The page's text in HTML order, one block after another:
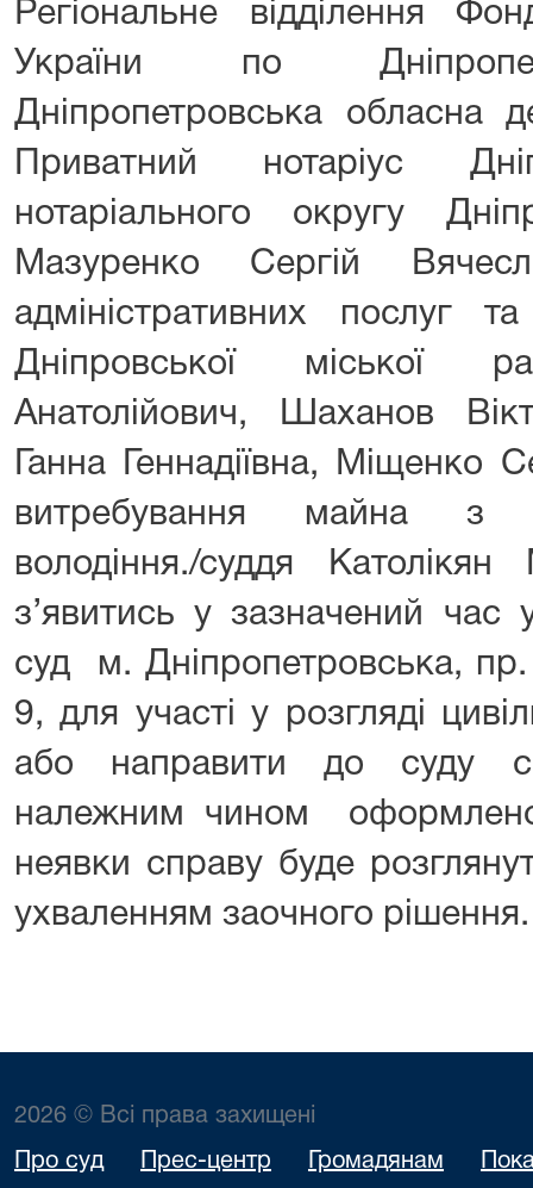
Регіональне відділення
України по
Дніпропетровська обласна
Приватний нотаріус
нотаріального округу
Мазуренко Сергій
адміністративних послуг
Дніпровської міської
Анатолійович, Шаханов
Ганна Геннадіївна, Міщенко
витребування майна з
володіння./суддя
з’явитись у зазначений час
суд м. Дніпропетровська,
9, для участі у розгляді
або направити до суду
належним чином
неявки справу буде
ухваленням заочного
2026 © Всі права захищені
Про суд Прес-центр Громадянам